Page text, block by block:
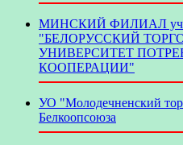
МИНСКИЙ ФИЛИАЛ
"БЕЛОРУССКИЙ
УНИВЕРСИТЕТ
КООПЕРАЦИИ"
УО "Молодечненский
Белкоопсоюза